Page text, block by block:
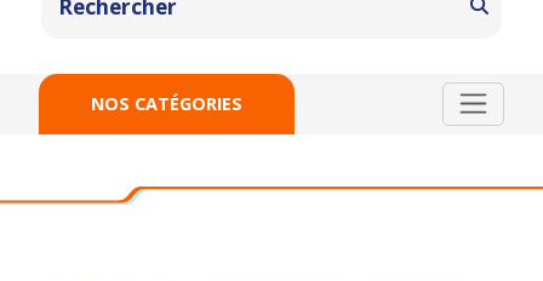
NOS CATÉGORIES